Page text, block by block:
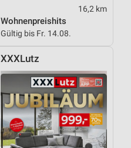
16,2 km
Wohnenpreishits
Gültig bis Fr. 14.08.
XXXLutz